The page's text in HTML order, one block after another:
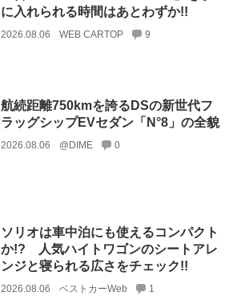
に入れられる時間はあとわずか!!
2026.08.06 WEB CARTOP 9
航続距離750kmを誇るDSの新世代フ
ラッグシップEVセダン「N°8」の全貌
2026.08.06 @DIME 0
ソリオは車中泊にも使えるコンパクト
か!? 人気ハイトワゴンのシートアレ
ンジと寝られる広さをチェック!!
2026.08.06 ベストカーWeb 1